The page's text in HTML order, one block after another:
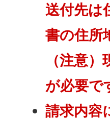
送付先は
書の住所
（注意
が必要で
請求内容